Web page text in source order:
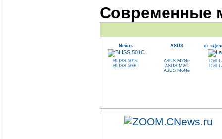
Современные
Nexus ASUS от
BLISS 501C
BLISS 503C
ASUS M2Ne
ASUS M2C
ASUS M6Ne
Dell
Dell